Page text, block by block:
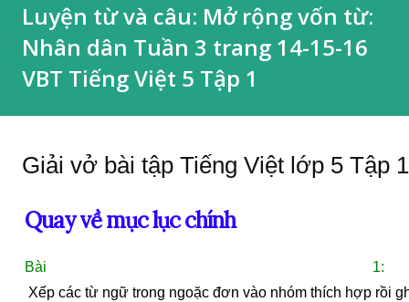
Luyện từ và câu: Mở rộng vốn từ:
Nhân dân Tuần 3 trang 14-15-16
VBT Tiếng Việt 5 Tập 1
Giải vở bài tập Tiếng Việt lớp 5 Tập
Quay về mục lục chính
Bài 1:
Xếp các từ ngữ trong ngoặc đơn vào nhóm thích hợp rồi